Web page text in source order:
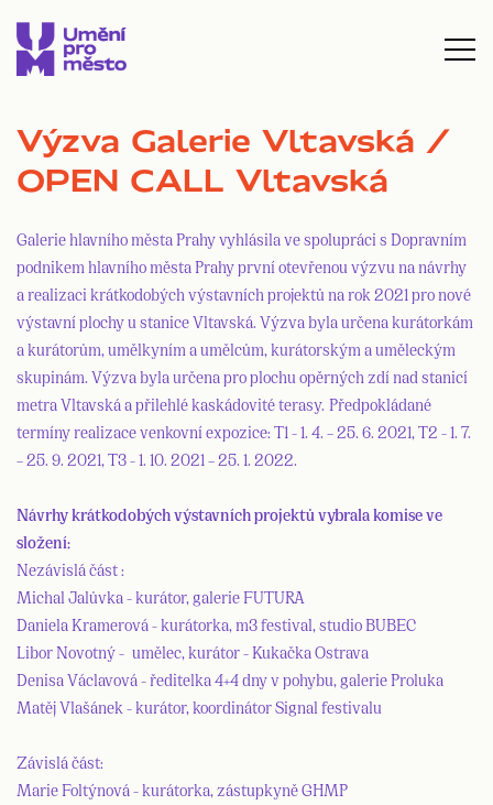
Výzva Galerie Vltavská /
OPEN CALL Vltavská
Galerie hlavního města Prahy vyhlásila ve spolupráci s Dopravním
podnikem hlavního města Prahy první otevřenou výzvu na návrhy
a realizaci krátkodobých výstavních projektů na rok 2021 pro nové
výstavní plochy u stanice Vltavská. Výzva byla určena kurátorkám
a kurátorům, umělkyním a umělcům, kurátorským a uměleckým
skupinám. Výzva byla určena pro plochu opěrných zdí nad stanicí
metra Vltavská a přilehlé kaskádovité terasy. Předpokládané
termíny realizace venkovní expozice: T1 - 1. 4. – 25. 6. 2021, T2 - 1. 7.
– 25. 9. 2021, T3 - 1. 10. 2021 – 25. 1. 2022.
Návrhy krátkodobých výstavních projektů vybrala komise ve
složení:
Nezávislá část :
Michal Jalůvka - kurátor, galerie FUTURA
Daniela Kramerová - kurátorka, m3 festival, studio BUBEC
Libor Novotný - umělec, kurátor - Kukačka Ostrava
Denisa Václavová - ředitelka 4+4 dny v pohybu, galerie Proluka
Matěj Vlašánek - kurátor, koordinátor Signal festivalu
Závislá část:
Marie Foltýnová - kurátorka, zástupkyně GHMP